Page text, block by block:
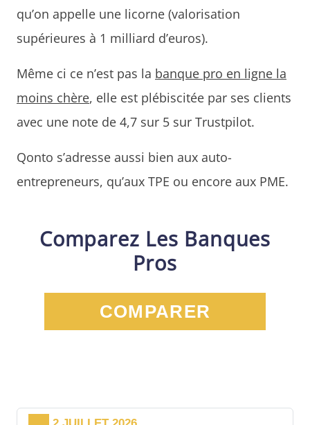
qu’on appelle une licorne (valorisation
supérieures à 1 milliard d’euros).
Même ci ce n’est pas la banque pro en ligne la
moins chère, elle est plébiscitée par ses clients
avec une note de 4,7 sur 5 sur Trustpilot.
Qonto s’adresse aussi bien aux auto-
entrepreneurs, qu’aux TPE ou encore aux PME.
Comparez Les Banques
Pros
COMPARER